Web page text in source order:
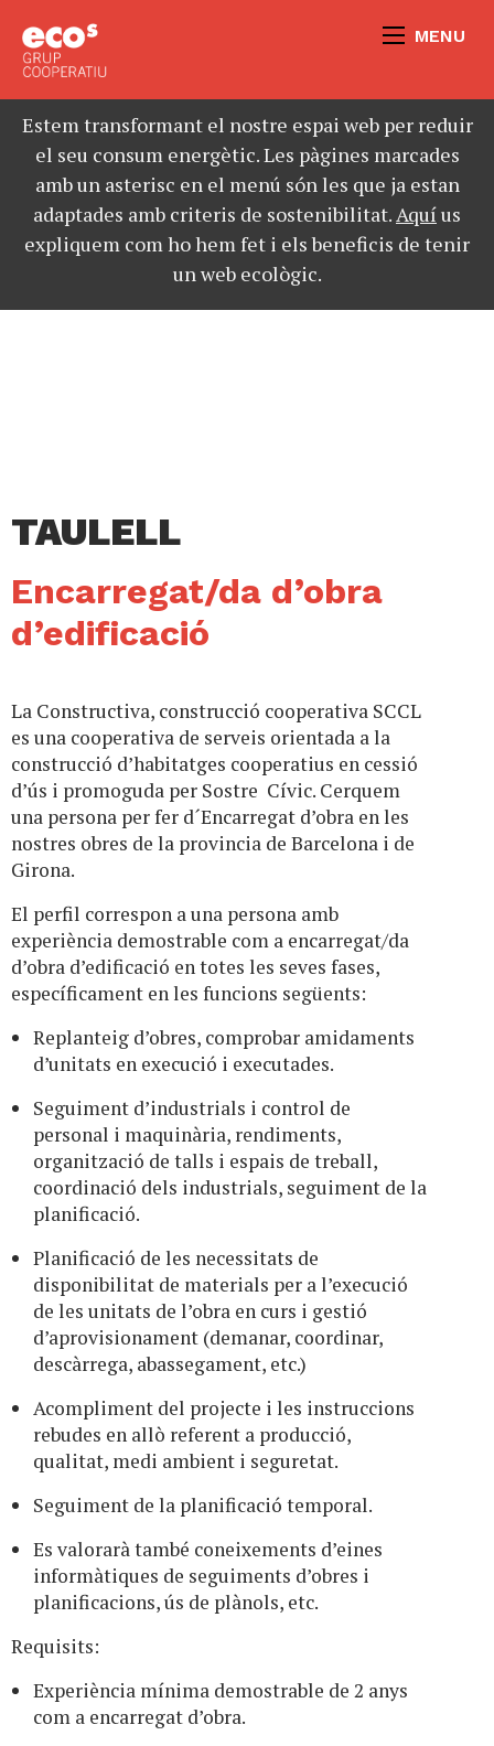
MENU
Estem transformant el nostre espai web per reduir
el seu consum energètic. Les pàgines marcades
amb un asterisc en el menú són les que ja estan
adaptades amb criteris de sostenibilitat.Aquíus
expliquem com ho hem fet i els beneficis de tenir
un web ecològic.
TAULELL
Encarregat/da d’obra
d’edificació
La Constructiva, construcció cooperativa SCCL
es una cooperativa de serveis orientada a la
construcció d’habitatges cooperatius en cessió
d’ús i promoguda per Sostre Cívic. Cerquem
una persona per fer d´Encarregat d’obra en les
nostres obres de la provincia de Barcelona i de
Girona.
El perfil correspon a una persona amb
experiència demostrable com a encarregat/da
d’obra d’edificació en totes les seves fases,
específicament en les funcions següents:
Replanteig d’obres, comprobar amidaments
d’unitats en execució i executades.
Seguiment d’industrials i control de
personal i maquinària, rendiments,
organització de talls i espais de treball,
coordinació dels industrials, seguiment de la
planificació.
Planificació de les necessitats de
disponibilitat de materials per a l’execució
de les unitats de l’obra en curs i gestió
d’aprovisionament (demanar, coordinar,
descàrrega, abassegament, etc.)
Acompliment del projecte i les instruccions
rebudes en allò referent a producció,
qualitat, medi ambient i seguretat.
Seguiment de la planificació temporal.
Es valorarà també coneixements d’eines
informàtiques de seguiments d’obres i
planificacions, ús de plànols, etc.
Requisits:
Experiència mínima demostrable de 2 anys
com a encarregat d’obra.